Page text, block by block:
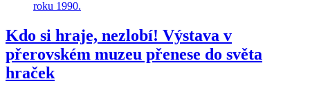
Kdo si hraje, nezlobí! Výstava v
přerovském muzeu přenese do světa
hraček